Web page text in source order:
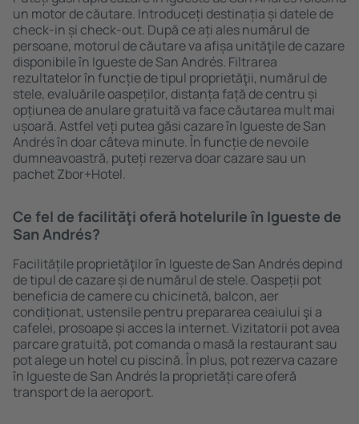
un motor de căutare. Introduceți destinația și datele de
check-in și check-out. După ce ați ales numărul de
persoane, motorul de căutare va afișa unităţile de cazare
disponibile în Igueste de San Andrés. Filtrarea
rezultatelor în funcție de tipul proprietăţii, numărul de
stele, evaluările oaspeților, distanța față de centru și
opțiunea de anulare gratuită va face căutarea mult mai
ușoară. Astfel veți putea găsi cazare în Igueste de San
Andrés în doar câteva minute. În funcție de nevoile
dumneavoastră, puteți rezerva doar cazare sau un
pachet Zbor+Hotel.
Ce fel de facilităţi oferă hotelurile în Igueste de
San Andrés?
Facilitățile proprietăţilor în Igueste de San Andrés depind
de tipul de cazare și de numărul de stele. Oaspeții pot
beneficia de camere cu chicinetă, balcon, aer
condiționat, ustensile pentru prepararea ceaiului şi a
cafelei, prosoape și acces la internet. Vizitatorii pot avea
parcare gratuită, pot comanda o masă la restaurant sau
pot alege un hotel cu piscină. În plus, pot rezerva cazare
în Igueste de San Andrés la proprietăți care oferă
transport de la aeroport.